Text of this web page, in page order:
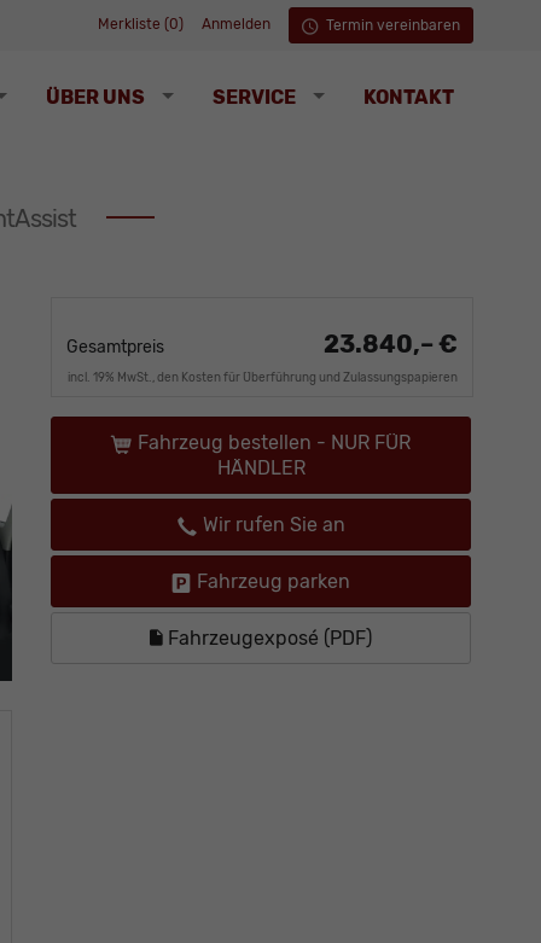
Merkliste (0) Anmelden Termin vereinbaren
ÜBER UNS SERVICE KONTAKT
Gesamtpreis 23.840,– €
incl. 19% MwSt., den Kosten für Überführung und Zulassungspapieren
Fahrzeug bestellen - NUR FÜR
HÄNDLER
Wir rufen Sie an
Fahrzeug parken
Fahrzeugexposé (PDF)